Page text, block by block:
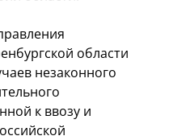
области
незаконного
к ввозу и